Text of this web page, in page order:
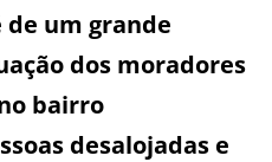
um grande
dos moradores
bairro
desalojadas e